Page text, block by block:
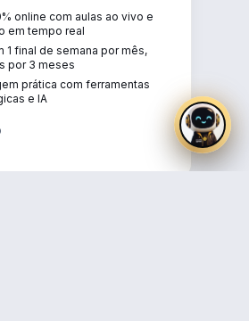
online com aulas ao vivo e
em tempo real
1 final de semana por mês,
por 3 meses
prática com ferramentas
e IA